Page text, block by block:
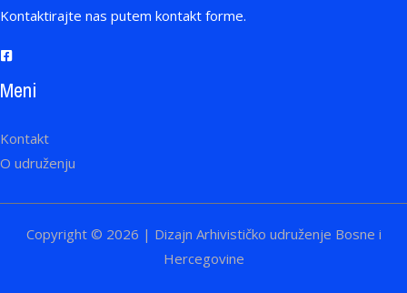
r
f
r
:
Kontaktirajte nas putem kontakt forme.
Meni
Kontakt
O udruženju
Copyright © 2026 | Dizajn Arhivističko udruženje Bosne i
Hercegovine